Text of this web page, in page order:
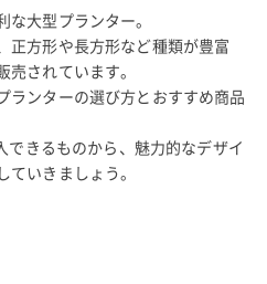
大型プランター。
正方形や長方形など種類が豊富
されています。
ランターの選び方とおすすめ商品
きるものから、魅力的なデザイ
いきましょう。